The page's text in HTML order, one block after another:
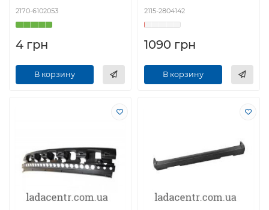
2170-6102053
4 грн
В корзину
2115-2804142
1090 грн
В корзину